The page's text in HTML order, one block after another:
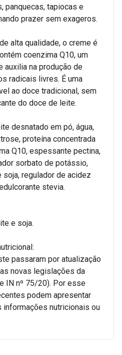
panquecas, tapiocas e
prazer sem exageros.
alta qualidade, o creme é
coenzima Q10, um
auxilia na produção de
radicais livres. É uma
ao doce tradicional, sem
do doce de leite.
desnatado em pó, água,
proteína concentrada
Q10, espessante pectina,
sorbato de potássio,
regulador de acidez
stevia.
e soja.
passaram por atualização
novas legislações da
IN nº 75/20). Por esse
podem apresentar
informações nutricionais ou